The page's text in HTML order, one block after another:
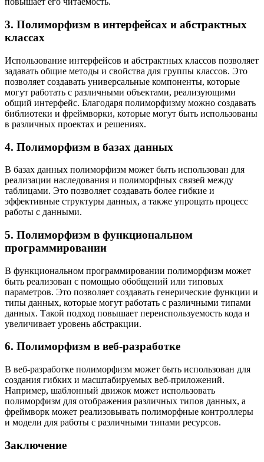
3. Полиморфизм в интерфейсах и абстрактных
классах
Использование интерфейсов и абстрактных классов позволяет
задавать общие методы и свойства для группы классов. Это
позволяет создавать универсальные компоненты, которые
могут работать с различными объектами, реализующими
общий интерфейс. Благодаря полиморфизму можно создавать
библиотеки и фреймворки, которые могут быть использованы
в различных проектах и решениях.
4. Полиморфизм в базах данных
В базах данных полиморфизм может быть использован для
реализации наследования и полиморфных связей между
таблицами. Это позволяет создавать более гибкие и
эффективные структуры данных, а также упрощать процесс
работы с данными.
5. Полиморфизм в функциональном
программировании
В функциональном программировании полиморфизм может
быть реализован с помощью обобщений или типовых
параметров. Это позволяет создавать генерические функции и
типы данных, которые могут работать с различными типами
данных. Такой подход повышает переиспользуемость кода и
увеличивает уровень абстракции.
6. Полиморфизм в веб-разработке
В веб-разработке полиморфизм может быть использован для
создания гибких и масштабируемых веб-приложений.
Например, шаблонный движок может использовать
полиморфизм для отображения различных типов данных, а
фреймворк может реализовывать полиморфные контроллеры
и модели для работы с различными типами ресурсов.
Заключение